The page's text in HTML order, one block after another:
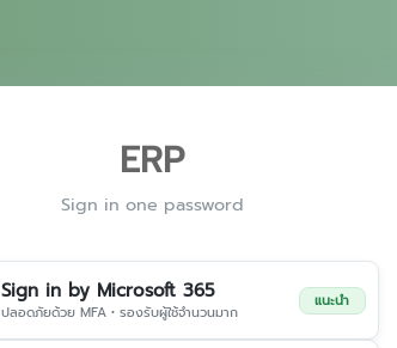
ERP
Sign in one password
Sign in by Microsoft 365
ปลอดภัยด้วย MFA • รองรับผู้ใช้จำนวนมาก
แนะนำ